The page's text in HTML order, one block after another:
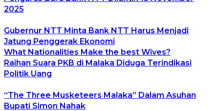
2025
Gubernur NTT Minta Bank NTT Harus Menjadi
Jatung Penggerak Ekonomi
What Nationalities Make the best Wives?
Raihan Suara PKB di Malaka Diduga Terindikasi
Politik Uang
“The Three Musketeers Malaka” Dalam Asuhan
Bupati Simon Nahak